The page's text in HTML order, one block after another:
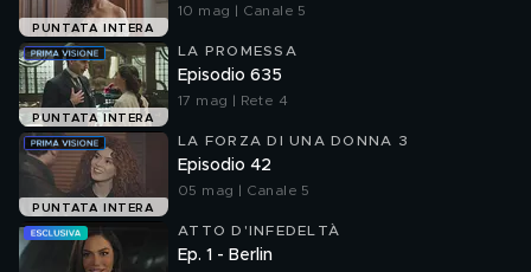
PUNTATA INTERA
10 mag | Canale 5
PUNTATA INTERA
LA PROMESSA
Episodio 635
17 mag | Rete 4
PUNTATA INTERA
LA FORZA DI UNA DONNA 3
Episodio 42
05 mag | Canale 5
ATTO D'INFEDELTÀ
Ep. 1 - Berlin